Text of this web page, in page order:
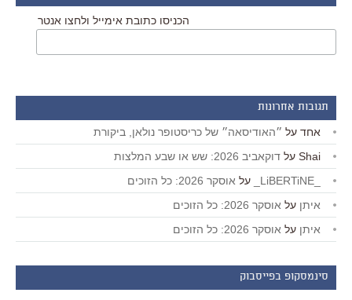
הכניסו כתובת אימייל ולחצו אנטר
תגובות אחרונות
אחד על ״האודיסאה״ של כריסטופר נולאן, ביקורת
Shai על דוקאביב 2026: שש או שבע המלצות
על אוסקר 2026: כל הזוכים
איתן על אוסקר 2026: כל הזוכים
איתן על אוסקר 2026: כל הזוכים
סינמסקופ בפייסבוק